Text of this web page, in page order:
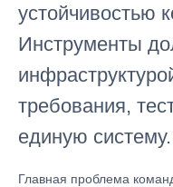
устойчивостью
Инструменты
требования,
единую систему.
Главная проблема